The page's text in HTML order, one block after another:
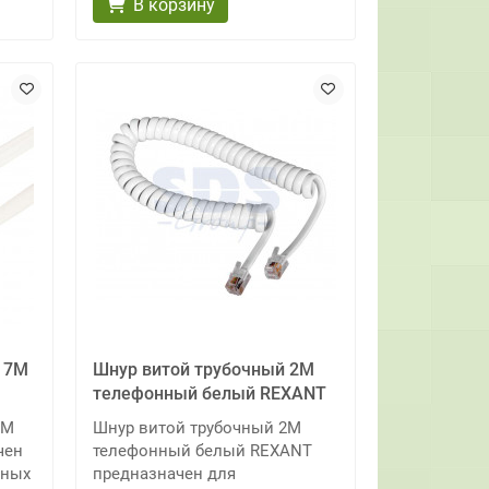
В корзину
7М
Шнур витой трубочный 2М
телефонный белый REXANT
Шнур витой трубочный 2М
телефонный белый REXANT
предназначен для